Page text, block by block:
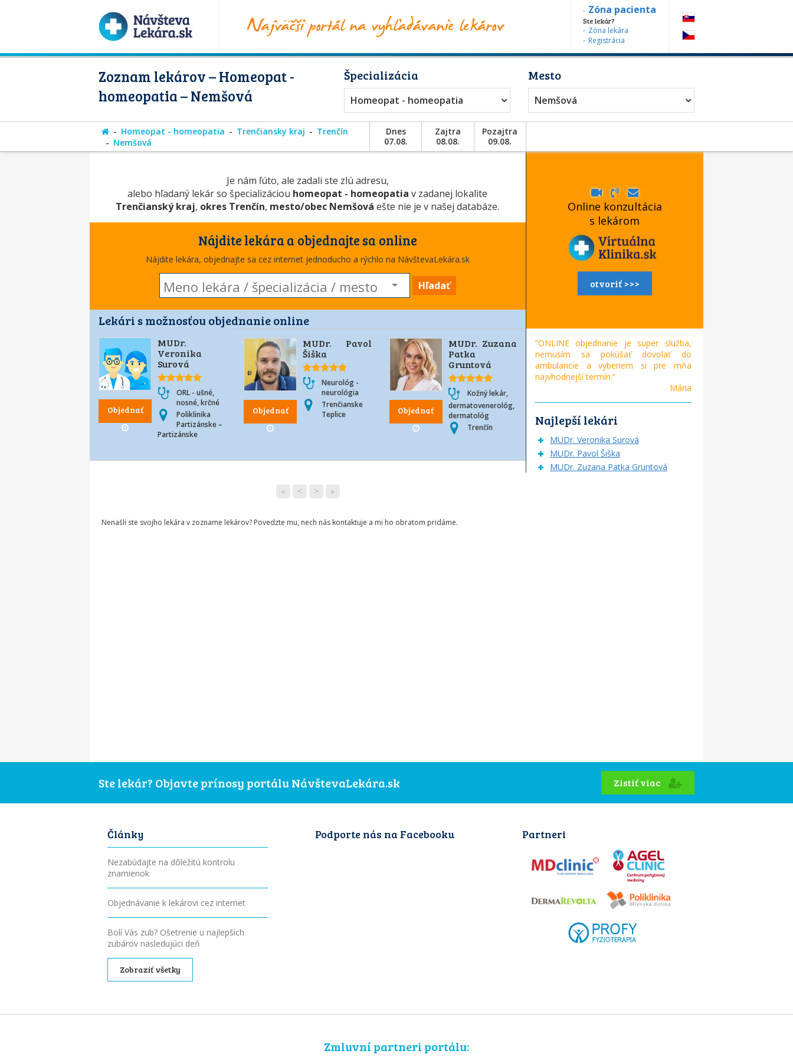
Zóna pacienta
Ste lekár?
Zóna lekára
Registrácia
Zoznam lekárov – Homeopat -
homeopatia – Nemšová
Špecializácia
Homeopat - homeopatia
Mesto
Nemšová
Homeopat - homeopatia Trenčiansky kraj
Trenčín
Nemšová
Dnes
07.08.
Zajtra
08.08.
Pozajtra
09.08.
Je nám ľúto, ale zadali ste zlú adresu,
alebo hľadaný lekár so špecializáciou homeopat - homeopatia v zadanej lokalite
Trenčianský kraj, okres Trenčín, mesto/obec Nemšová ešte nie je v našej databáze.
Nájdite lekára a objednajte sa online
Nájdite lekára, objednajte sa cez internet jednoducho a rýchlo na NávštevaLekára.sk
Hľadať
Lekári s možnosťou objednanie online
Objednať
MUDr.
Veronika
Surová
ORL - ušné,
nosné, krčné
Poliklinika
Partizánske –
Partizánske
Objednať
MUDr. Pavol
Šiška
Neurológ -
neurológia
Trenčianske
Teplice
Objednať
MUDr. Zuzana
Patka
Gruntová
Kožný lekár,
dermatovenerológ,
dermatológ
Trenčín
« < > »
Nenašli ste svojho lekára v zozname lekárov? Povedzte mu, nech nás kontaktuje a mi ho obratom pridáme.
Online konzultácia
s lekárom
otvoriť >>>
“ONLINE objednanie je super služba,
nemusím sa pokúšať dovolať do
ambulancie a vyberiem si pre mňa
najvhodnejší termín.“
Mária
Najlepší lekári
MUDr. Veronika Surová
MUDr. Pavol Šiška
MUDr. Zuzana Patka Gruntová
Ste lekár? Objavte prínosy portálu NávštevaLekára.sk Zistiť viac
Články
Nezabúdajte na dôležitú kontrolu
znamienok
Objednávanie k lekárovi cez internet
Bolí Vás zub? Ošetrenie u najlepších
zubárov nasledujúci deň
Zobraziť všetky
Podporte nás na Facebooku Partneri
Zmluvní partneri portálu: